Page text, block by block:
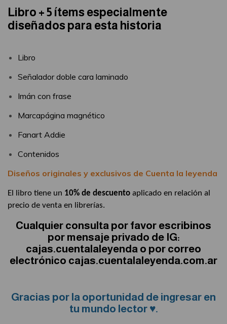
Libro + 5 ítems especialmente
diseñados para esta historia
Libro
Señalador doble cara laminado
Imán con frase
Marcapágina magnético
Fanart Addie
Contenidos
Diseños originales y exclusivos de Cuenta la leyenda
El libro tiene un 10% de descuento aplicado en relación al
precio de venta en librerías.
Cualquier consulta por favor escribinos
por mensaje privado de IG:
cajas.cuentalaleyenda o por correo
electrónico cajas.cuentalaleyenda.com.ar
Gracias por la oportunidad de ingresar en
tu mundo lector ♥.